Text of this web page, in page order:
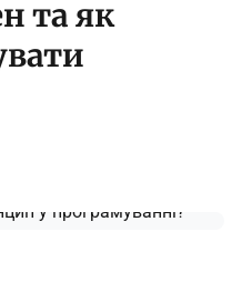
та як